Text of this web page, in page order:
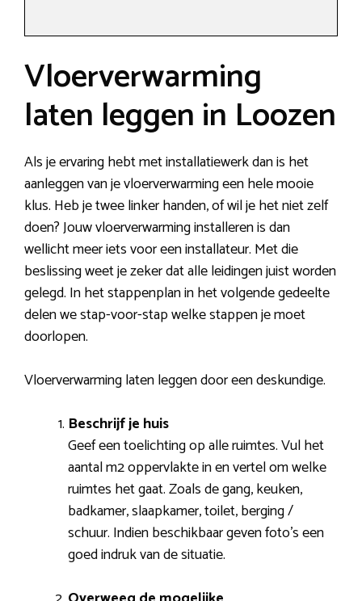
Vloerverwarming
laten leggen in Loozen
Als je ervaring hebt met installatiewerk dan is het
aanleggen van je vloerverwarming een hele mooie
klus. Heb je twee linker handen, of wil je het niet zelf
doen? Jouw vloerverwarming installeren is dan
wellicht meer iets voor een installateur. Met die
beslissing weet je zeker dat alle leidingen juist worden
gelegd. In het stappenplan in het volgende gedeelte
delen we stap-voor-stap welke stappen je moet
doorlopen.
Vloerverwarming laten leggen door een deskundige.
Beschrijf je huis
Geef een toelichting op alle ruimtes. Vul het
aantal m2 oppervlakte in en vertel om welke
ruimtes het gaat. Zoals de gang, keuken,
badkamer, slaapkamer, toilet, berging /
schuur. Indien beschikbaar geven foto’s een
goed indruk van de situatie.